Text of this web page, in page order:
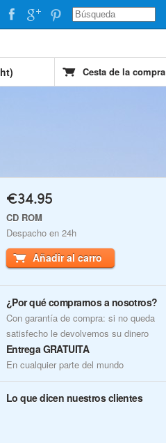
Cesta de la compra
€34.95
CD ROM
Despacho en 24h
Añadir al carro
¿Por qué comprarnos a nosotros?
Con garantía de compra: si no queda
satisfecho le devolvemos su dinero
Entrega GRATUITA
En cualquier parte del mundo
Lo que dicen nuestros clientes